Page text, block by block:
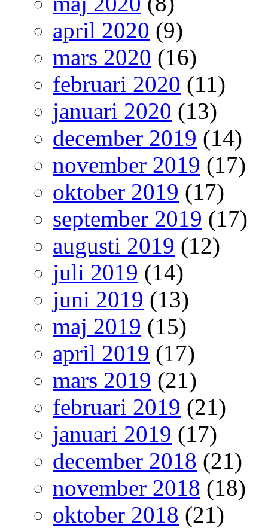
april 2020 (9)
mars 2020 (16)
februari 2020 (11)
januari 2020 (13)
december 2019 (14)
november 2019 (17)
oktober 2019 (17)
september 2019 (17)
augusti 2019 (12)
juli 2019 (14)
juni 2019 (13)
maj 2019 (15)
april 2019 (17)
mars 2019 (21)
februari 2019 (21)
januari 2019 (17)
december 2018 (21)
november 2018 (18)
oktober 2018 (21)